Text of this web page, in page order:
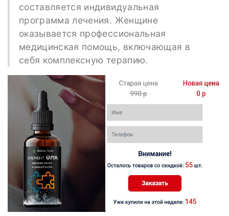
составляется индивидуальная
программа лечения. Женщине
оказывается профессиональная
медицинская помощь, включающая в
себя комплексную терапию.